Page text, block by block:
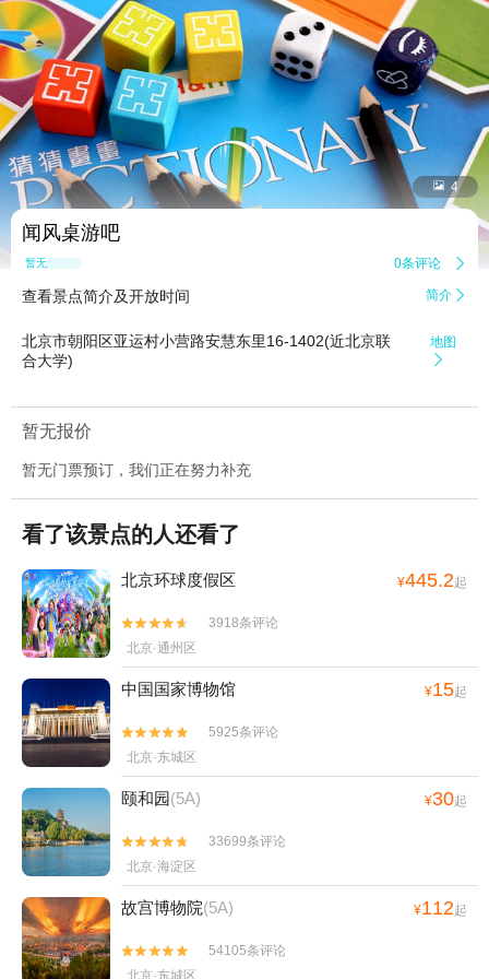
 4
闻风桌游吧
暂无点评 0条评论 
查看景点简介及开放时间 简介 
北京市朝阳区亚运村小营路安慧东里16-1402(近北京联
合大学)
地图

暂无报价
暂无门票预订，我们正在努力补充
看了该景点的人还看了
北京环球度假区 ¥445.2起


3918条评论
北京·通州区
中国国家博物馆 ¥15起


5925条评论
北京·东城区
颐和园(5A) ¥30起


33699条评论
北京·海淀区
故宫博物院(5A) ¥112起


54105条评论
